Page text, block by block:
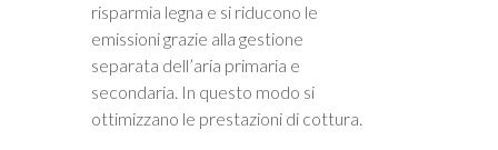
risparmia legna e si riducono le
emissioni grazie alla gestione
separata dell’aria primaria e
secondaria. In questo modo si
ottimizzano le prestazioni di cottura.